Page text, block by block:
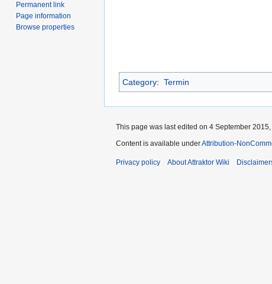
Category: Termin
Permanent link
Page information
Browse properties
This page was last edited on 4 September
Content is available underAttribution-
Privacy policy About Attraktor Wiki